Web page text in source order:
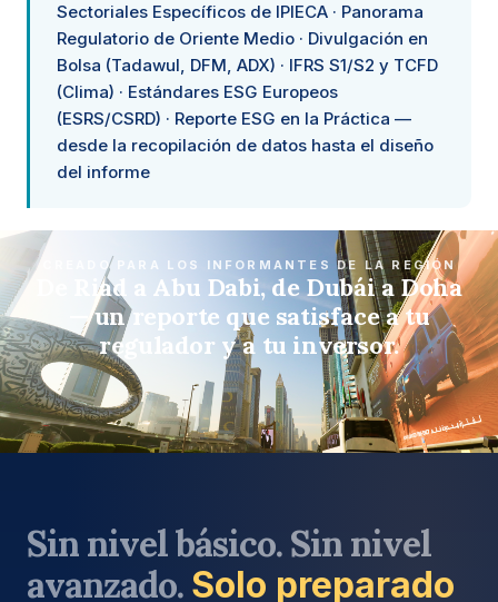
Sectoriales Específicos de IPIECA · Panorama
Regulatorio de Oriente Medio · Divulgación en
Bolsa (Tadawul, DFM, ADX) · IFRS S1/S2 y TCFD
(Clima) · Estándares ESG Europeos
(ESRS/CSRD) · Reporte ESG en la Práctica —
desde la recopilación de datos hasta el diseño
del informe
CREADO PARA LOS INFORMANTES DE LA REGIÓN
De Riad a Abu Dabi, de Dubái a Doha
— un reporte que satisface a tu
regulador y a tu inversor.
Sin nivel básico. Sin nivel
avanzado. Solo preparado